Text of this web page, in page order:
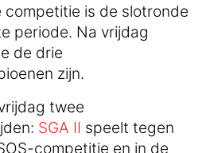
competitie is de slotronde
periode. Na vrijdag
de drie
zijn.
twee
SGA II speelt tegen
competitie en in de